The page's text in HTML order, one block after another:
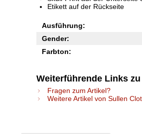
Etikett auf der Rückseite
Ausführung:
Gender:
Farbton:
Weiterführende Links
Fragen zum Artikel?
Weitere Artikel von Sullen